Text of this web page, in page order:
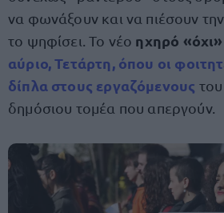
να φωνάξουν και να πιέσουν
το ψηφίσει. Το νέο ηχηρό
αύριο,Τετάρτη, όπου οι
δίπλα στους εργαζόμενους του
δημόσιου τομέα που απεργούν.